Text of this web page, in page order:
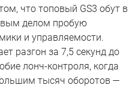
что топовый GS3 обут в
делом пробую
и управляемости.
разгон за 7,5 секунд до
лонч-контроля, когда
тысяч оборотов —